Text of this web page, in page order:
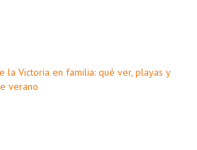
la Victoria en familia: qué ver, playas y
verano